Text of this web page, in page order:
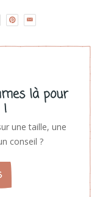
là pour
!
une taille, une
conseil ?